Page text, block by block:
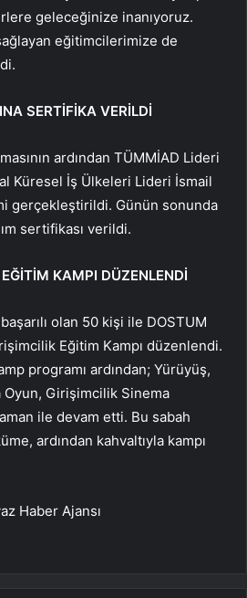
geleceğinize inanıyoruz.
eğitimcilerimize de
SERTİFİKA VERİLDİ
ardından TÜMMİAD Lideri
Küresel İş Ülkeleri Lideri İsmail
gerçekleştirildi. Günün sonunda
sertifikası verildi.
KAMPI DÜZENLENDİ
olan 50 kişi ile DOSTUM
Eğitim Kampı düzenlendi.
programı ardından; Yürüyüş,
Oyun, Girişimcilik Sinema
ile devam etti. Bu sabah
ardından kahvaltıyla kampı
Haber Ajansı